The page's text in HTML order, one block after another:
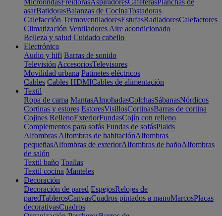
MicroondasFreidorasAspiradoresCafeterasPlanchas de
asarBatidorasBalanzas de CocinaTostadoras
Calefacción TermoventiladoresEstufasRadiadoresCalefactores
Climatización Ventiladores Aire acondicionado
Belleza y salud Cuidado cabello
Electrónica
Audio y hifi Barras de sonido
Televisión AccesoriosTelevisores
Movilidad urbana Patinetes eléctricos
Cables Cables HDMICables de alimentación
Textil
Ropa de cama MantasAlmohadasColchasSábanasNórdicos
Cortinas y estores EstoresVisillosCortinasBarras de cortina
Cojines RellenoExteriorFundasCojín con relleno
Complementos para sofás Fundas de sofásPlaids
Alfombras Alfombras de habitaciónAlfombras
pequeñasAlfombras de exteriorAlfombras de bañoAlfombras
de salón
Textil baño Toallas
Textil cocina Manteles
Decoración
Decoración de pared EspejosRelojes de
paredTablerosCanvasCuadros pintados a manoMarcosPlacas
decorativasCuadros